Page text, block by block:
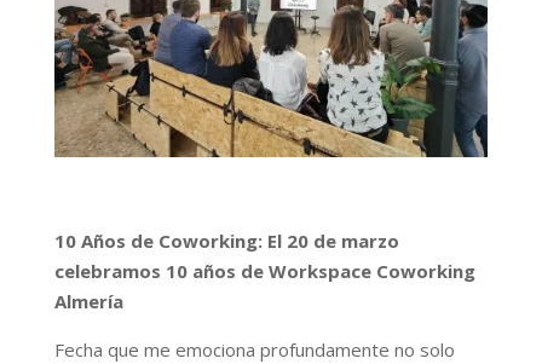
10 Años de Coworking: El 20 de marzo
celebramos 10 años de Workspace Coworking
Almería
Fecha que me emociona profundamente no solo